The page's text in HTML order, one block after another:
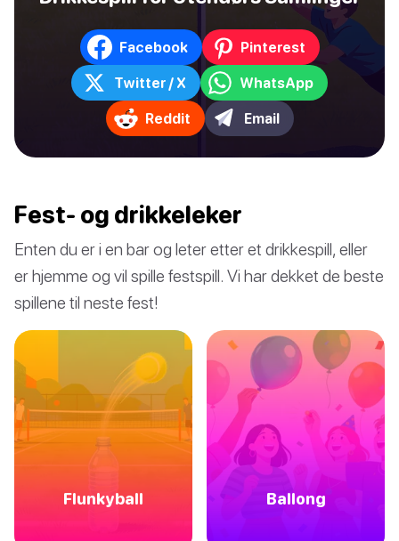
Facebook Pinterest
Twitter / X WhatsApp
Reddit Email
Fest- og drikkeleker
Enten du er i en bar og leter etter et drikkespill, eller
er hjemme og vil spille festspill. Vi har dekket de beste
spillene til neste fest!
Flunkyball Ballong